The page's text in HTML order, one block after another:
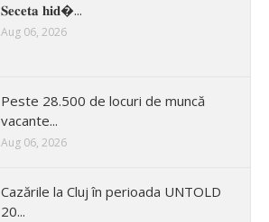
𝐒𝐞𝐜𝐞𝐭𝐚 𝐡𝐢𝐝�...
Aug 06, 2026
Peste 28.500 de locuri de muncă
vacante...
Aug 06, 2026
Cazările la Cluj în perioada UNTOLD
20...